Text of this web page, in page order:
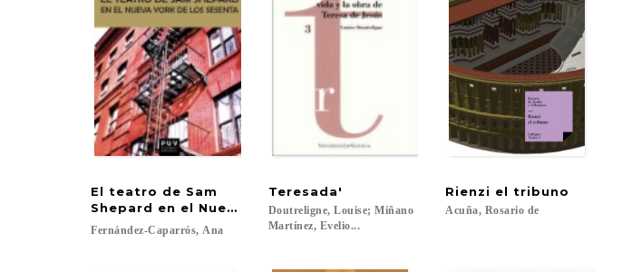
El teatro de Sam
Shepard en el Nueva York de los sesenta
Fernández-Caparrós, Ana
Teresada'
Doutreligne, Louise; Miñano
Martínez, Evelio...
Rienzi el tribuno
Acuña, Rosario de